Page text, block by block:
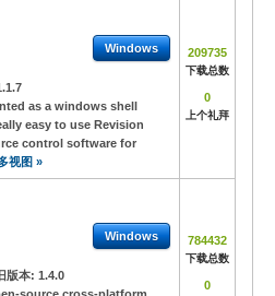
Windows
as a windows shell
easy to use Revision
control software for
视图 »
209735
下载总数
0
上个礼拜
Windows
版本: 1.4.0
784432
下载总数
0